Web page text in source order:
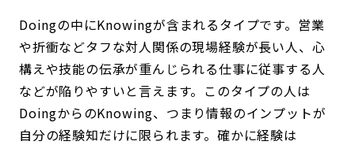
Doingの中にKnowingが含まれるタイプです。営業
や折衝などタフな対人関係の現場経験が長い人、心
構えや技能の伝承が重んじられる仕事に従事する人
などが陥りやすいと言えます。このタイプの人は
DoingからのKnowing、つまり情報のインプットが
自分の経験知だけに限られます。確かに経験は